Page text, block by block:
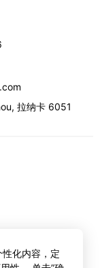
,拉纳卡 6051
化内容，定